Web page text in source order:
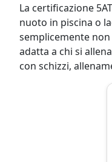
La certificazione
nuoto in piscina o
semplicemente
adatta a chi si
con schizzi,